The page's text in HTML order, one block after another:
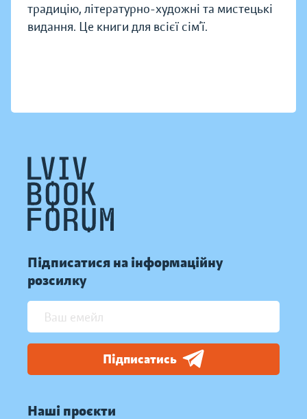
традицію, літературно-художні та мистецькі
видання. Це книги для всієї сім’ї.
Підписатися на інформаційну
розсилку
Підписатись
Наші проєкти